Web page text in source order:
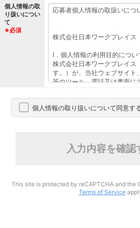
個人情報の取
り扱いについ
て
※必須
個人情報の取り扱いについて同意す
入力内容を確認
This site is protected by reCAPTCHA and the
Terms of Service